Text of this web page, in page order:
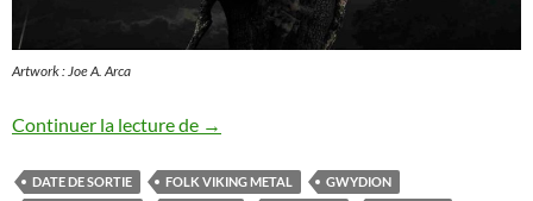
Artwork : Joe A. Arca
Continuer la lecture de Gwydion : nouvel album annoncé
→
DATE DE SORTIE FOLK VIKING METAL
GWYDION